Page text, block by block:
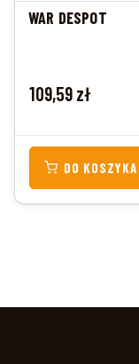
WAR DESPOT
Cena
109,59 zł
DO KOSZYKA